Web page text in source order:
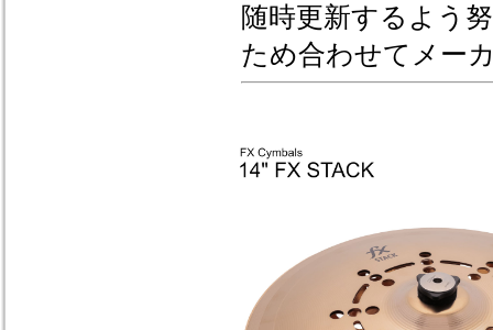
随時更新するよう
ため合わせてメー